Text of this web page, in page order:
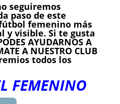
seguiremos
paso de este
femenino más
y visible. Si te gusta
AYUDARNOS A
A NUESTRO CLUB
todos los
FEMENINO